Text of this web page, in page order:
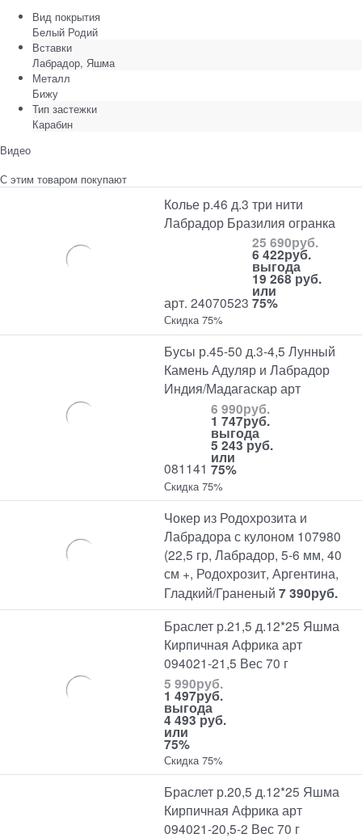
Вид покрытия
Белый Родий
Вставки
Лабрадор, Яшма
Металл
Бижу
Тип застежки
Карабин
Видео
С этим товаром покупают
Колье р.46 д.3 три нити
Лабрадор Бразилия огранка
арт. 24070523
25 690руб.
6 422руб.
выгода
19 268 руб.
или
75%
Скидка 75%
Бусы р.45-50 д.3-4,5 Лунный
Камень Адуляр и Лабрадор
Индия/Мадагаскар арт
081141
6 990руб.
1 747руб.
выгода
5 243 руб.
или
75%
Скидка 75%
Чокер из Родохрозита и
Лабрадора с кулоном 107980
(22,5 гр, Лабрадор, 5-6 мм, 40
см +, Родохрозит, Аргентина,
Гладкий/Граненый 7 390руб.
Браслет р.21,5 д.12*25 Яшма
Кирпичная Африка арт
094021-21,5 Вес 70 г
5 990руб.
1 497руб.
выгода
4 493 руб.
или
75%
Скидка 75%
Браслет р.20,5 д.12*25 Яшма
Кирпичная Африка арт
094021-20,5-2 Вес 70 г